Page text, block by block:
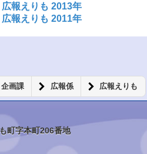
広報えりも 2013年
広報えりも 2011年
企画課 広報係 広報えりも
町字本町206番地